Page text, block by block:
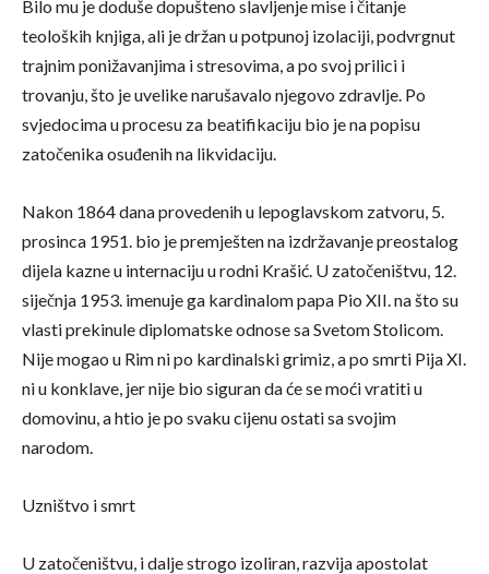
Bilo mu je doduše dopušteno slavljenje mise i čitanje
teoloških knjiga, ali je držan u potpunoj izolaciji, podvrgnut
trajnim ponižavanjima i stresovima, a po svoj prilici i
trovanju, što je uvelike narušavalo njegovo zdravlje. Po
svjedocima u procesu za beatifikaciju bio je na popisu
zatočenika osuđenih na likvidaciju.
Nakon 1864 dana provedenih u lepoglavskom zatvoru, 5.
prosinca 1951. bio je premješten na izdržavanje preostalog
dijela kazne u internaciju u rodni Krašić. U zatočeništvu, 12.
siječnja 1953. imenuje ga kardinalom papa Pio XII. na što su
vlasti prekinule diplomatske odnose sa Svetom Stolicom.
Nije mogao u Rim ni po kardinalski grimiz, a po smrti Pija XI.
ni u konklave, jer nije bio siguran da će se moći vratiti u
domovinu, a htio je po svaku cijenu ostati sa svojim
narodom.
Uzništvo i smrt
U zatočeništvu, i dalje strogo izoliran, razvija apostolat